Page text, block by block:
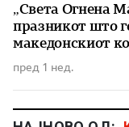
„Света Огнена
празникот што
македонскиот
пред 1 нед.